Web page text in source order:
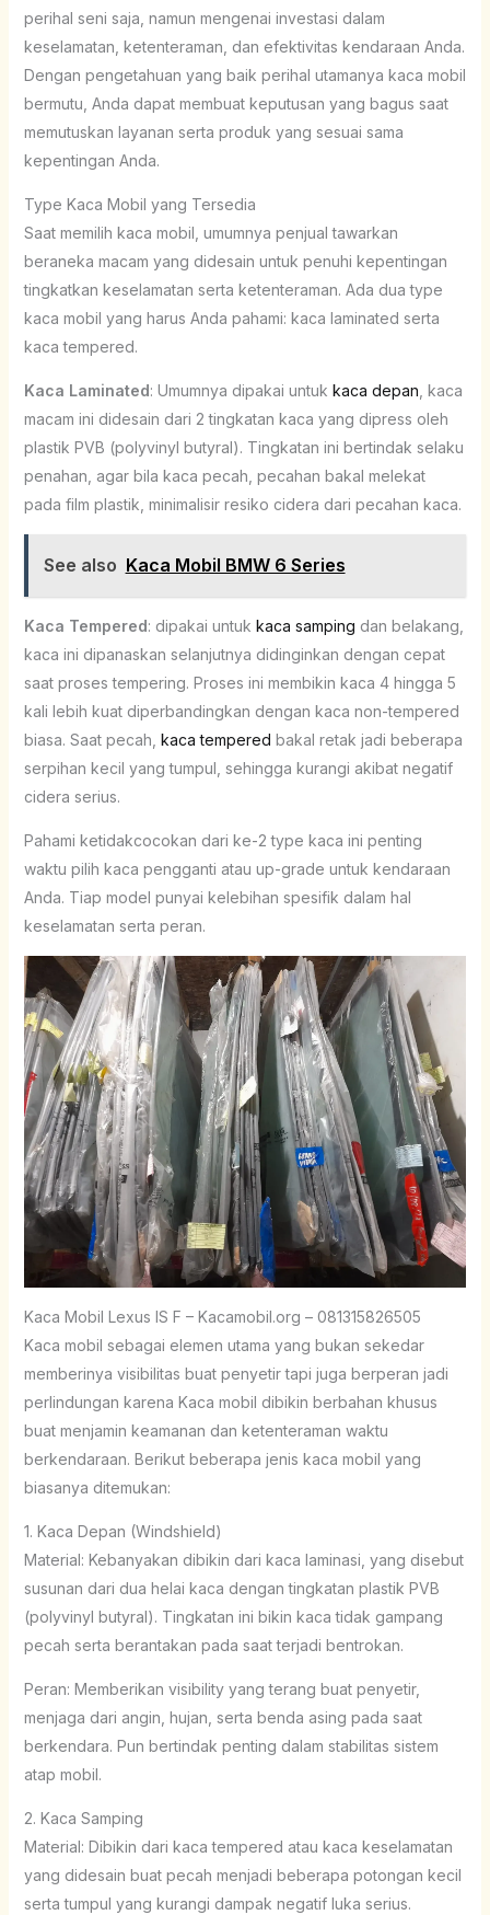
perihal seni saja, namun mengenai investasi dalam
keselamatan, ketenteraman, dan efektivitas kendaraan Anda.
Dengan pengetahuan yang baik perihal utamanya kaca mobil
bermutu, Anda dapat membuat keputusan yang bagus saat
memutuskan layanan serta produk yang sesuai sama
kepentingan Anda.
Type Kaca Mobil yang Tersedia
Saat memilih kaca mobil, umumnya penjual tawarkan
beraneka macam yang didesain untuk penuhi kepentingan
tingkatkan keselamatan serta ketenteraman. Ada dua type
kaca mobil yang harus Anda pahami: kaca laminated serta
kaca tempered.
Kaca Laminated: Umumnya dipakai untuk kaca depan , kaca
macam ini didesain dari 2 tingkatan kaca yang dipress oleh
plastik PVB (polyvinyl butyral). Tingkatan ini bertindak selaku
penahan, agar bila kaca pecah, pecahan bakal melekat
pada film plastik, minimalisir resiko cidera dari pecahan kaca.
See also Kaca Mobil BMW 6 Series
Kaca Tempered: dipakai untuk kaca samping dan belakang,
kaca ini dipanaskan selanjutnya didinginkan dengan cepat
saat proses tempering. Proses ini membikin kaca 4 hingga 5
kali lebih kuat diperbandingkan dengan kaca non-tempered
biasa. Saat pecah, kaca tempered bakal retak jadi beberapa
serpihan kecil yang tumpul, sehingga kurangi akibat negatif
cidera serius.
Pahami ketidakcocokan dari ke-2 type kaca ini penting
waktu pilih kaca pengganti atau up-grade untuk kendaraan
Anda. Tiap model punyai kelebihan spesifik dalam hal
keselamatan serta peran.
Kaca Mobil Lexus IS F – Kacamobil.org – 081315826505
Kaca mobil sebagai elemen utama yang bukan sekedar
memberinya visibilitas buat penyetir tapi juga berperan jadi
perlindungan karena Kaca mobil dibikin berbahan khusus
buat menjamin keamanan dan ketenteraman waktu
berkendaraan. Berikut beberapa jenis kaca mobil yang
biasanya ditemukan:
1. Kaca Depan (Windshield)
Material: Kebanyakan dibikin dari kaca laminasi, yang disebut
susunan dari dua helai kaca dengan tingkatan plastik PVB
(polyvinyl butyral). Tingkatan ini bikin kaca tidak gampang
pecah serta berantakan pada saat terjadi bentrokan.
Peran: Memberikan visibility yang terang buat penyetir,
menjaga dari angin, hujan, serta benda asing pada saat
berkendara. Pun bertindak penting dalam stabilitas sistem
atap mobil.
2. Kaca Samping
Material: Dibikin dari kaca tempered atau kaca keselamatan
yang didesain buat pecah menjadi beberapa potongan kecil
serta tumpul yang kurangi dampak negatif luka serius.